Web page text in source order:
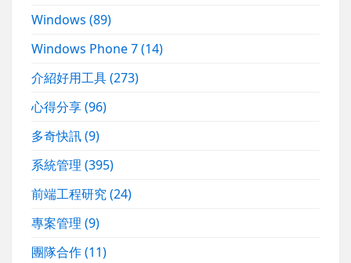
Windows(89)
Windows Phone 7(14)
介紹好用工具(273)
心得分享(96)
多奇快訊(9)
系統管理(395)
前端工程研究(24)
專案管理(9)
團隊合作(11)